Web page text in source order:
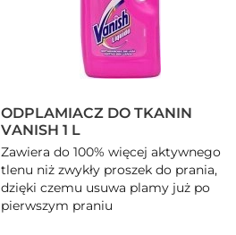
ODPLAMIACZ DO TKANIN
VANISH 1 L
Zawiera do 100% więcej aktywnego
tlenu niż zwykły proszek do prania,
dzięki czemu usuwa plamy już po
pierwszym praniu